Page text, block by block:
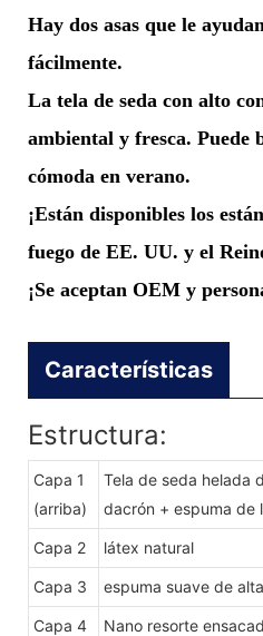
Hay dos asas que le
fácilmente.
La tela de seda con alto
ambiental y fresca. Puede
cómoda en verano.
¡Están disponibles los
fuego de EE. UU. y el
¡Se aceptan OEM y
Características
Estructura:
Capa 1
(arriba)
Tela de seda helada
dacrón + espuma de
Capa 2 látex natural
Capa 3 espuma suave de
Capa 4 Nano resorte